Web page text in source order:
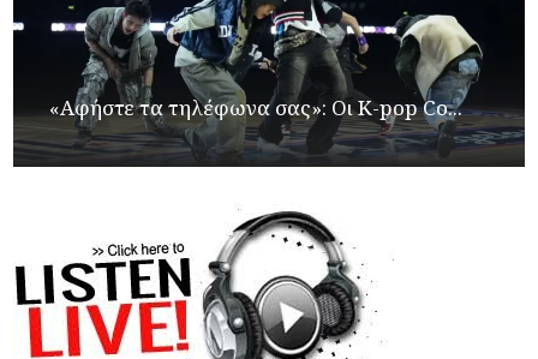
«Αφήστε τα τηλέφωνα σας»: Οι K-pop Co...